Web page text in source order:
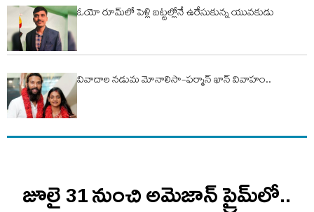
ఓయో రూమ్‌లో పెళ్లి బ‌ట్ట‌ల్లోనే ఉరేసుకున్న యువ‌కుడు
వివాదాల నడుమ మోనాలిసా-ఫర్మాన్ ఖాన్ వివాహం..
జూలై 31 నుంచి అమెజాన్ ప్రైమ్‌లో..